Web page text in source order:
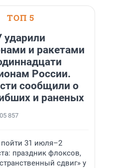
ТОП 5
ударили
и ракетами
России.
сообщили о
и раненых
857
пойти 31 июля–2
праздник флоксов,
сдвиг» у